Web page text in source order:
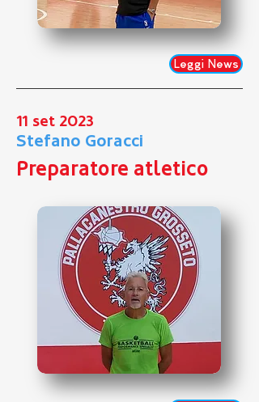
Leggi News
11 set 2023
Stefano Goracci
Preparatore atletico